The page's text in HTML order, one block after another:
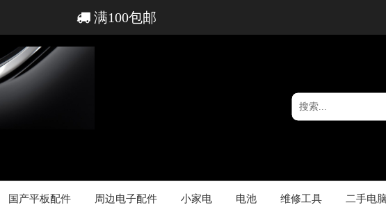
满100包邮
国产平板配件 周边电子配件 小家电 电池 维修工具 二手电